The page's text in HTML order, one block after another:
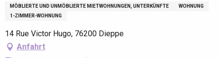
MÖBLIERTE UND UNMÖBLIERTE MIETWOHNUNGEN, UNTERKÜNFTE
WOHNUNG
1-ZIMMER-WOHNUNG
14 Rue Victor Hugo, 76200 Dieppe
Anfahrt